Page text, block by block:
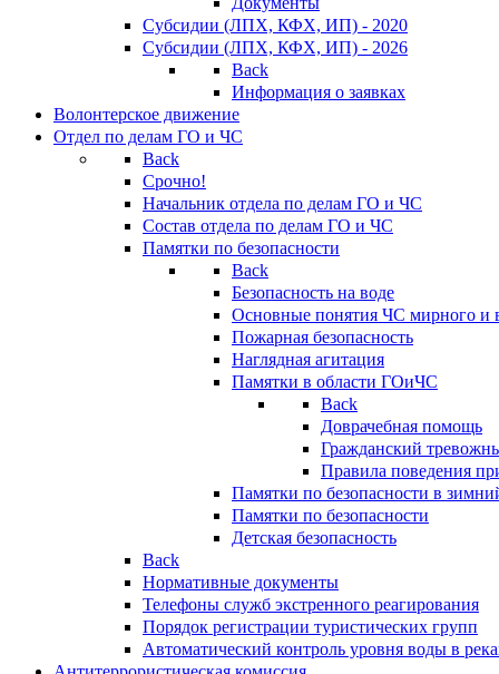
Субсидии (ЛПХ, КФХ, ИП) - 2020
Субсидии (ЛПХ, КФХ, ИП) - 2026
Back
Информация о заявках
Волонтерское движение
Отдел по делам ГО и ЧС
Back
Срочно!
Начальник отдела по делам ГО и ЧС
Состав отдела по делам ГО и ЧС
Памятки по безопасности
Back
Безопасность на воде
Основные понятия ЧС мирного и
Пожарная безопасность
Наглядная агитация
Памятки в области ГОиЧС
Back
Доврачебная помощь
Гражданский
Правила поведения
Памятки по безопасности в
Памятки по безопасности
Детская безопасность
Back
Нормативные документы
Телефоны служб экстренного реагирования
Порядок регистрации туристических групп
Автоматический контроль уровня воды в